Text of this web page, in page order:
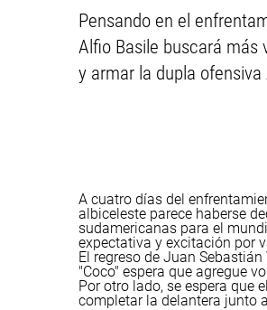
Pensando en el
Alfio Basile buscará más
y armar la dupla ofensiva
A cuatro días del
albiceleste parece haberse
sudamericanas para el
expectativa y excitación por
El regreso de Juan
"Coco" espera que agregue
Por otro lado, se espera que
completar la delantera junto